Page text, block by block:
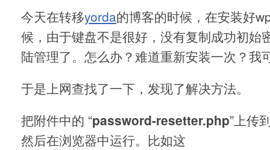
今天在转移yorda的博客的时候，在安装好
候，由于键盘不是很好，没有复制成功初始
陆管理了。怎么办？难道重新安装一次？我
于是上网查找了一下，发现了解决方法。
把附件中的 “password-resetter.php”上传
然后在浏览器中运行。比如这